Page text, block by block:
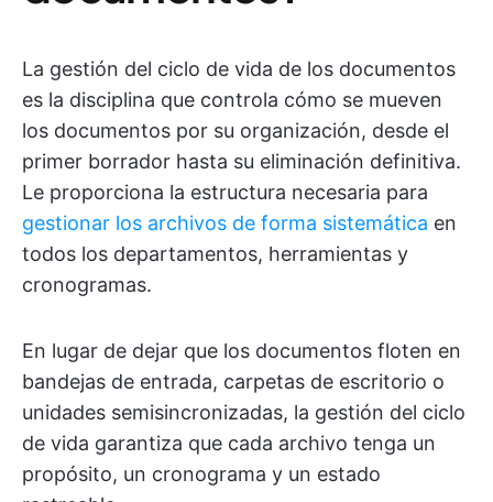
La gestión del ciclo de vida de los documentos
es la disciplina que controla cómo se mueven
los documentos por su organización, desde el
primer borrador hasta su eliminación definitiva.
Le proporciona la estructura necesaria para
gestionar los archivos de forma sistemática en
todos los departamentos, herramientas y
cronogramas.
En lugar de dejar que los documentos floten en
bandejas de entrada, carpetas de escritorio o
unidades semisincronizadas, la gestión del ciclo
de vida garantiza que cada archivo tenga un
propósito, un cronograma y un estado